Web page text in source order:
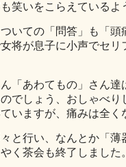
笑いをこらえているよ
いての「問答」も「頭
将が息子に小声でセ
「あわてもの」さん達
でしょう、おしゃべ
いますが、痛みは全く
と行い、なんとか「薄
く茶会も終了しました